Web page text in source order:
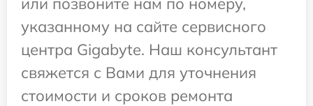
указанному на сайте сервисного
центра Gigabyte. Наш консультант
свяжется с Вами для уточнения
стоимости и сроков ремонта